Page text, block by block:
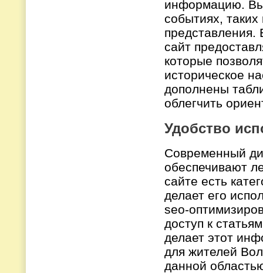
информацию. Вы
событиях,
представления.
сайт
которые
историческое
дополнены
облегчить
Удобство
Современный
обеспечивают
сайте есть
делает его
seo-
доступ к
делает этот
для жителей
данной